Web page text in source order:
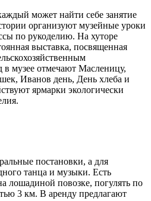
может найти себе занятие
организуют музейные уроки
по рукоделию. На хуторе
выставка, посвященная
музее отмечают Масленицу,
Иванов день, День хлеба и
ярмарки экологически
постановки, а для
танца и музыки. Есть
лошадиной повозке, погулять по
3 км. В аренду предлагают